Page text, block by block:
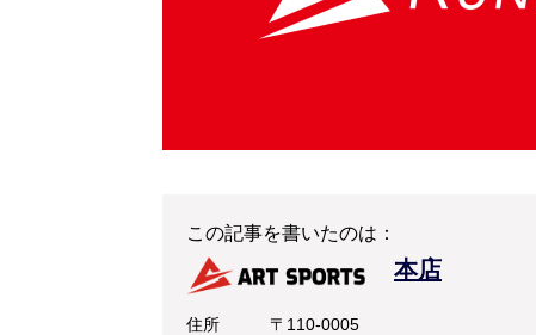
この記事を書いたのは：
本店
住所
〒110-0005